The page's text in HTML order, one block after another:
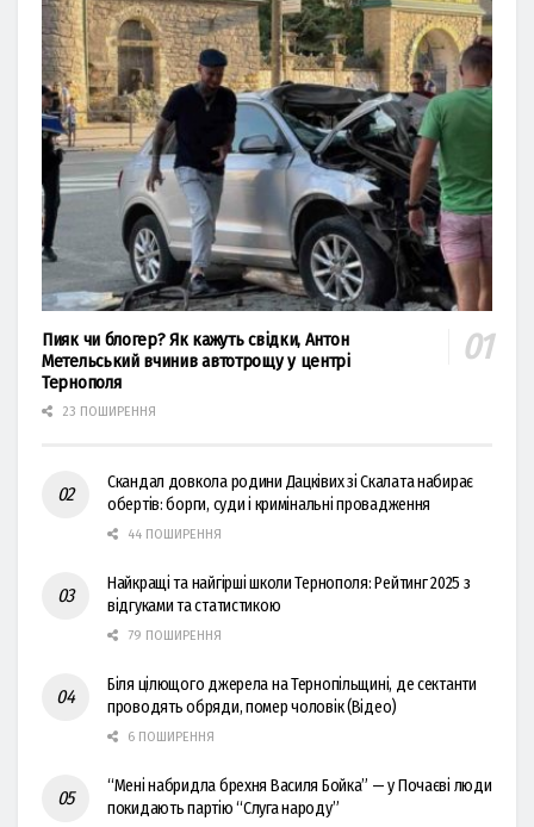
Пияк чи блогер? Як кажуть свідки, Антон
Метельський вчинив автотрощу у центрі
Тернополя
23 ПОШИРЕННЯ
Скандал довкола родини Дацківих зі Скалата набирає
обертів: борги, суди і кримінальні провадження
44 ПОШИРЕННЯ
Найкращі та найгірші школи Тернополя: Рейтинг 2025 з
відгуками та статистикою
79 ПОШИРЕННЯ
Біля цілющого джерела на Тернопільщині, де сектанти
проводять обряди, помер чоловік (Відео)
6 ПОШИРЕННЯ
“Мені набридла брехня Василя Бойка” — у Почаєві люди
покидають партію “Слуга народу”